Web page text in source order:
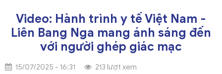
TIẾP TỤC MUA HÀNG
Video: Hành trình y tế Việt Nam -
Liên Bang Nga mang ánh sáng đến
với người ghép giác mạc
15/07/2025 - 16:31
213 lượt xem